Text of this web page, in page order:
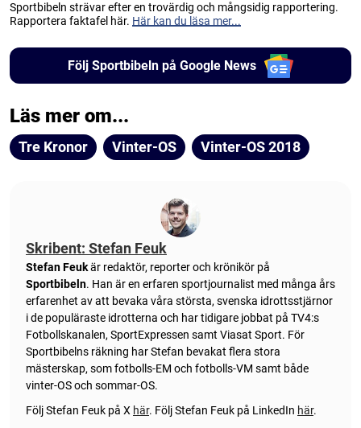
Sportbibeln strävar efter en trovärdig och mångsidig rapportering.
Rapportera faktafel här. Här kan du läsa mer...
Följ Sportbibeln på Google News
Läs mer om...
Tre Kronor Vinter-OS Vinter-OS 2018
Skribent: Stefan Feuk
Stefan Feukär redaktör, reporter och krönikör på
Sportbibeln. Han är en erfaren sportjournalist med många års
erfarenhet av att bevaka våra största, svenska idrottsstjärnor
i de populäraste idrotterna och har tidigare jobbat på TV4:s
Fotbollskanalen, SportExpressen samt Viasat Sport. För
Sportbibelns räkning har Stefan bevakat flera stora
mästerskap, som fotbolls-EM och fotbolls-VM samt både
vinter-OS och sommar-OS.
Följ Stefan Feuk på X här. Följ Stefan Feuk på LinkedIn här.